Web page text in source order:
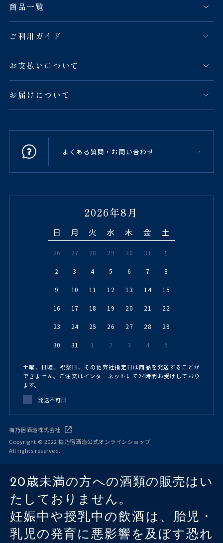
商品一覧
ご利用ガイド
お支払いについて
お届けについて
よくある質問・お問い合わせ
2026年8月
日 月 火 水 木 金 土
26 27 28 29 30 31 1
2 3 4 5 6 7 8
9 10 11 12 13 14 15
16 17 18 19 20 21 22
23 24 25 26 27 28 29
30 31 1 2 3 4 5
土曜、日曜、祝祭日、その他弊社指定日は商品を発送することが
できません。ご注文はインターネットにて24時間お受けしており
ます。
発送不可日
梅乃宿酒造株式会社
Copyright © 2022 梅乃宿酒造公式オンラインショップ
All rights reserved.
20歳未満の方への酒類の販売はい
たしておりません。
妊娠中や授乳中の飲酒は、胎児・
乳児の発育に悪影響を及ぼす恐れ